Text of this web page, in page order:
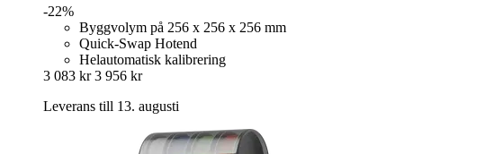
-22%
Byggvolym på 256 x 256 x 256 mm
Quick-Swap Hotend
Helautomatisk kalibrering
3 083 kr 3 956 kr
Leverans till 13. augusti